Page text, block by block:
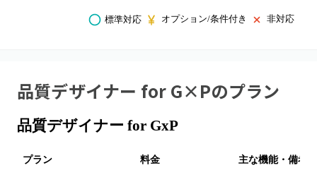
標準対応 オプション/条件付き 非対応
品質デザイナー for G×Pのプラン
品質デザイナー for GxP
プラン 料金 主な機能・備考